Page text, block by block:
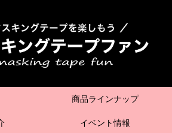
商品ラインナップ
イベント情報